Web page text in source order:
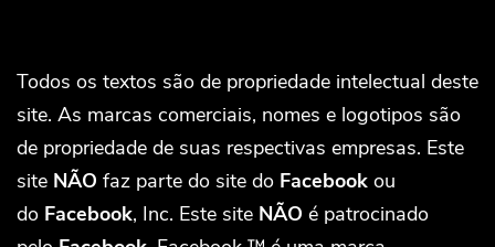
Todos os textos são de propriedade intelectual deste
site. As marcas comerciais, nomes e logotipos são
de propriedade de suas respectivas empresas. Este
site NÃO faz parte do site do Facebook ou
do Facebook, Inc. Este site NÃO é patrocinado